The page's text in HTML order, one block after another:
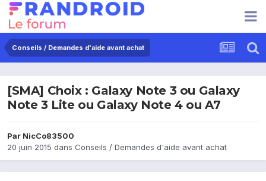
Conseils / Demandes d'aide avant achat
[SMA] Choix : Galaxy Note 3 ou Galaxy
Note 3 Lite ou Galaxy Note 4 ou A7
Par NicCo83500
20 juin 2015 dans Conseils / Demandes d'aide avant achat